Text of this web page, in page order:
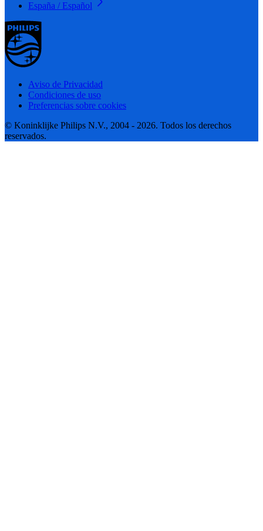
España / Español
Aviso de Privacidad
Condiciones de uso
Preferencias sobre cookies
© Koninklijke Philips N.V., 2004 - 2026. Todos los derechos
reservados.